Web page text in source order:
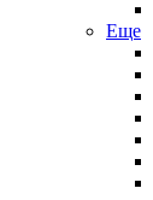
Еще